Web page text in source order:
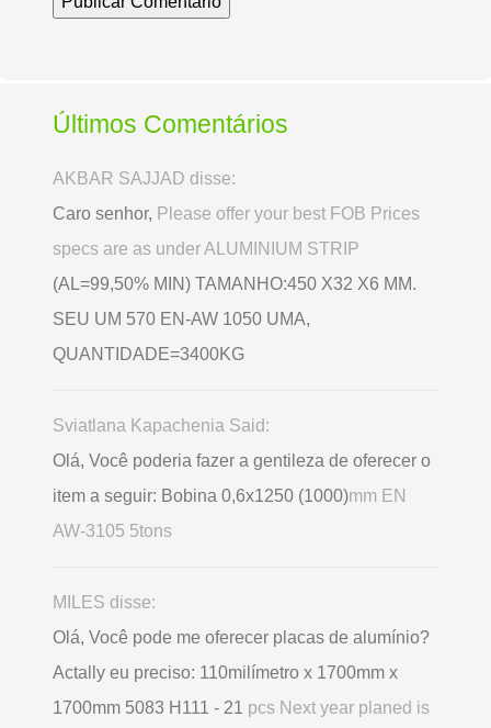
Últimos Comentários
AKBAR SAJJAD disse:
Caro senhor, Please offer your best FOB Prices
specs are as under ALUMINIUM STRIP
(AL=99,50% MIN) TAMANHO:450 X32 X6 MM.
SEU UM 570 EN-AW 1050 UMA,
QUANTIDADE=3400KG
Sviatlana Kapachenia Said:
Olá, Você poderia fazer a gentileza de oferecer o
item a seguir: Bobina 0,6х1250 (1000)mm EN
AW-3105 5tons
MILES disse:
Olá, Você pode me oferecer placas de alumínio?
Actally eu preciso: 110milímetro x 1700mm x
1700mm 5083 H111 - 21 pcs Next year planed is